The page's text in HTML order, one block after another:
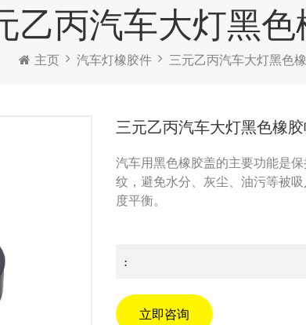
乙丙汽车大灯黑色
主页 汽车灯橡胶件 三元乙丙汽车大灯黑色
三元乙丙汽车大灯黑色橡
汽车用黑色橡胶盖的主要功能是
纹，避免水分、灰尘、油污等被
度平衡。
:
立即咨询